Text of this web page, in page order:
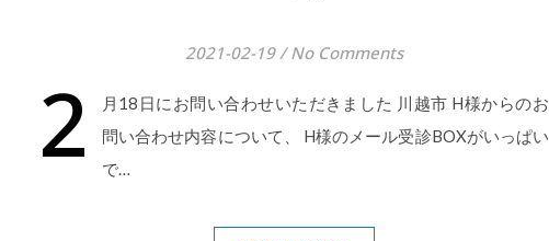
2021-02-19 / No Comments
2
月18日にお問い合わせいただきました 川越市 H様からのお
問い合わせ内容について、 H様のメール受診BOXがいっぱい
で…